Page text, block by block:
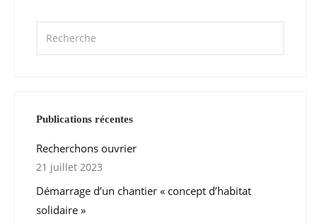
Publications récentes
Recherchons ouvrier
21 juillet 2023
Démarrage d’un chantier « concept d’habitat
solidaire »